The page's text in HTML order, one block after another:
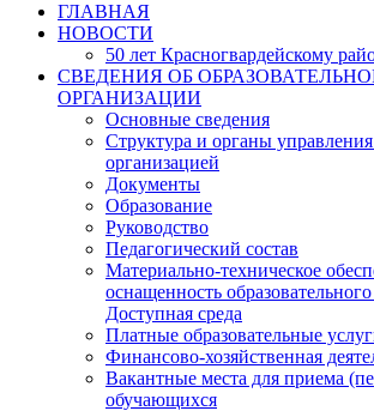
ГЛАВНАЯ
НОВОСТИ
50 лет Красногвардейскому
СВЕДЕНИЯ ОБ
ОРГАНИЗАЦИИ
Основные сведения
Структура и органы управления
организацией
Документы
Образование
Руководство
Педагогический состав
Материально-техническое
оснащенность
Доступная среда
Платные образовательные
Финансово-хозяйственная
Вакантные места для приема
обучающихся